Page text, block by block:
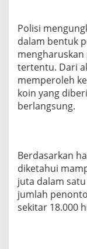
Polisi
dalam bentuk
tertentu. Dari
memperoleh
koin yang
berlangsung.
Berdasarkan
diketahui
juta dalam
jumlah
sekitar 18.000